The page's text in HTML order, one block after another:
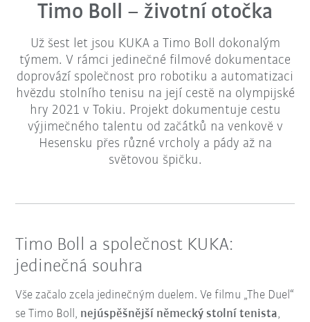
Timo Boll – životní otočka
Už šest let jsou KUKA a Timo Boll dokonalým
týmem. V rámci jedinečné filmové dokumentace
doprovází společnost pro robotiku a automatizaci
hvězdu stolního tenisu na její cestě na olympijské
hry 2021 v Tokiu. Projekt dokumentuje cestu
výjimečného talentu od začátků na venkově v
Hesensku přes různé vrcholy a pády až na
světovou špičku.
Timo Boll a společnost KUKA:
jedinečná souhra
Vše začalo zcela jedinečným duelem. Ve filmu „The Duel“
se Timo Boll, nejúspěšnější německý stolní tenista,